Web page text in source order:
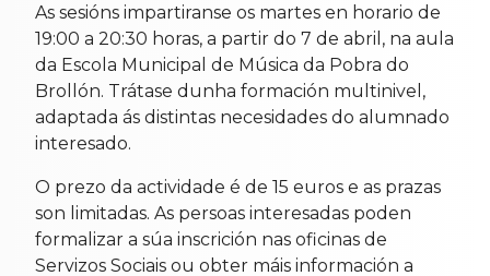
As sesións impartiranse os martes en horario de
19:00 a 20:30 horas, a partir do 7 de abril, na aula
da Escola Municipal de Música da Pobra do
Brollón. Trátase dunha formación multinivel,
adaptada ás distintas necesidades do alumnado
interesado.
O prezo da actividade é de 15 euros e as prazas
son limitadas. As persoas interesadas poden
formalizar a súa inscrición nas oficinas de
Servizos Sociais ou obter máis información a